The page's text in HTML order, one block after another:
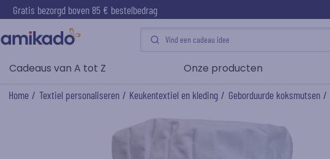
Gratis bezorgd boven 85 € bestelbedrag
Cadeaus van A tot Z Onze producten
Home / Textiel personaliseren / Keukentextiel en kleding / Geborduurde koksmutsen /